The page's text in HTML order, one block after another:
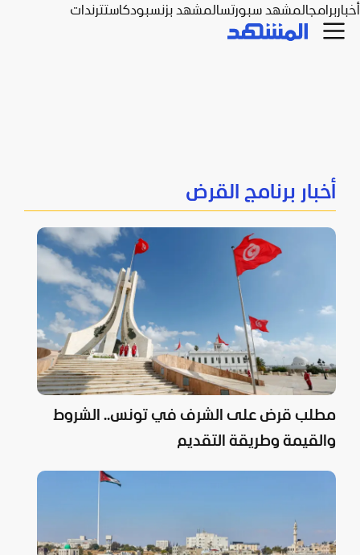
أخباربرامجالمشهد سبورتسالمشهد بزنسبودكاستترندات
أخبار برنامج القرض
مطلب قرض على الشرف في تونس.. الشروط
والقيمة وطريقة التقديم